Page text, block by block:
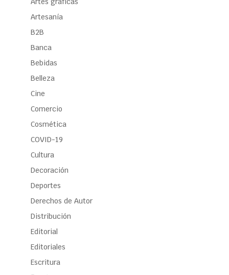
Artesanía
B2B
Banca
Bebidas
Belleza
Cine
Comercio
Cosmética
COVID-19
Cultura
Decoración
Deportes
Derechos de Autor
Distribución
Editorial
Editoriales
Escritura